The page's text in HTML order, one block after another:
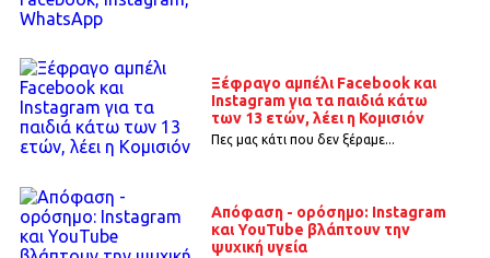
Ξέφραγο αμπέλι Facebook και
Instagram για τα παιδιά κάτω
των 13 ετών, λέει η Κομισιόν
Πες μας κάτι που δεν ξέραμε...
Απόφαση - ορόσημο: Instagram
και YouTube βλάπτουν την
ψυχική υγεία